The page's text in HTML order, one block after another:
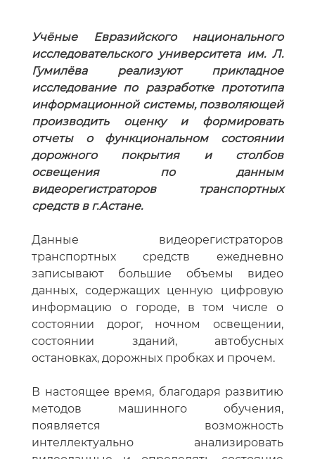
Учёные Евразийского национального
исследовательского университета им. Л.
Гумилёва реализуют прикладное
исследование по разработке прототипа
информационной системы, позволяющей
производить оценку и формировать
отчеты о функциональном состоянии
дорожного покрытия и столбов
освещения по данным
видеорегистраторов транспортных
средств в г.Астане.
Данные видеорегистраторов
транспортных средств ежедневно
записывают большие объемы видео
данных, содержащих ценную цифровую
информацию о городе, в том числе о
состоянии дорог, ночном освещении,
состоянии зданий, автобусных
остановках, дорожных пробках и прочем.
В настоящее время, благодаря развитию
методов машинного обучения,
появляется возможность
интеллектуально анализировать